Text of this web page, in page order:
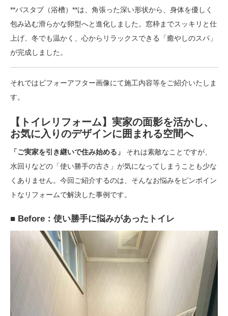
**バスタブ（浴槽）**は、角張った深い形状から、身体を優しく
包み込む滑らかな卵型へと進化しました。窓枠までスッキリと仕
上げ、冬でも温かく、心からリラックスできる「癒やしのスパ」
が完成しました。
それではビフォーアフター画像にて施工内容等をご紹介いたしま
す。
【トイレリフォーム】実家の面影を活かし、
お気に入りのデザインに囲まれる空間へ
「ご実家を引き継いで住み始める」
それは素敵なことですが、
水回りなどの「使い勝手の古さ」が気になってしまうことも少な
くありません。今回ご紹介するのは、そんなお悩みをピンポイン
トなリフォームで解決した事例です。
■ Before：使い勝手に悩みがあったトイレ